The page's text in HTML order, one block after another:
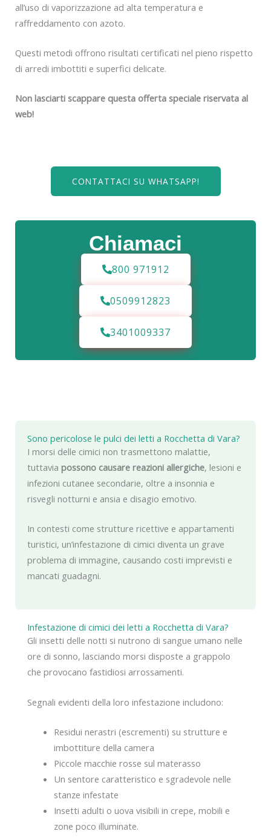
Chiamaci
800 971912
0509912823
3401009337
all’uso di vaporizzazione ad alta temperatura e
raffreddamento con azoto.
Questi metodi offrono risultati certificati nel pieno rispetto
di arredi imbottiti e superfici delicate.
Non lasciarti scappare questa offerta speciale riservata al
web!
CONTATTACI SU WHATSAPP!
Infestazione di cimici dei letti a Rocchetta di Vara?
Gli insetti delle notti si nutrono di sangue umano nelle
ore di sonno, lasciando morsi disposte a grappolo
che provocano fastidiosi arrossamenti.
Segnali evidenti della loro infestazione includono:
Residui nerastri (escrementi) su strutture e
imbottiture della camera
Piccole macchie rosse sul materasso
Un sentore caratteristico e sgradevole nelle
stanze infestate
Insetti adulti o uova visibili in crepe, mobili e
zone poco illuminate.
Sono pericolose le pulci dei letti a Rocchetta di Vara?
I morsi delle cimici non trasmettono malattie,
tuttavia possono causare reazioni allergiche, lesioni e
infezioni cutanee secondarie, oltre a insonnia e
risvegli notturni e ansia e disagio emotivo.
In contesti come strutture ricettive e appartamenti
turistici, un’infestazione di cimici diventa un grave
problema di immagine, causando costi imprevisti e
mancati guadagni.